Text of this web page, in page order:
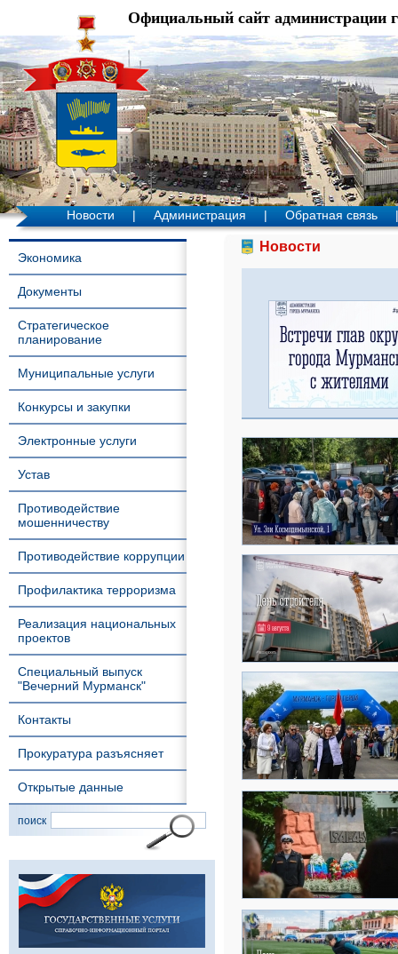
Официальный сайт администрации
Новости | Администрация | Обратная связь |
Экономика
Документы
Стратегическое
планирование
Муниципальные услуги
Конкурсы и закупки
Электронные услуги
Устав
Противодействие
мошенничеству
Противодействие коррупции
Профилактика терроризма
Реализация национальных
проектов
Специальный выпуск
"Вечерний Мурманск"
Контакты
Прокуратура разъясняет
Открытые данные
поиск
Новости